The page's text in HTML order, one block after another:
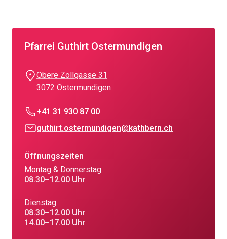
Pfarrei Guthirt Ostermundigen
Obere Zollgasse 31
3072 Ostermundigen
+41 31 930 87 00
guthirt.ostermundigen@kathbern.ch
Öffnungszeiten
Montag & Donnerstag
08.30–12.00 Uhr
Dienstag
08.30–12.00 Uhr
14.00–17.00 Uhr